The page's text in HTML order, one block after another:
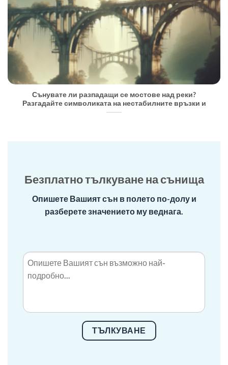
Сънувате ли разпадащи се мостове над реки?
Разгадайте символиката на нестабилните връзки и
Безплатно тълкуване на сънища
Опишете Вашият сън в полето по-долу и
разберете значението му веднага.
ТЪЛКУВАНЕ